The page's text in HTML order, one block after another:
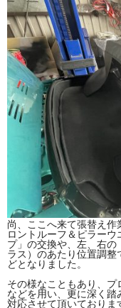
尚、ここへ来て張替え作
ロントルーフ＆ピラー
プ」の交換や、左、右
ラス）のあたり位置調
どとなりました。
その様なこともあり、
などを用い、更に深く
対応させて頂いておりま